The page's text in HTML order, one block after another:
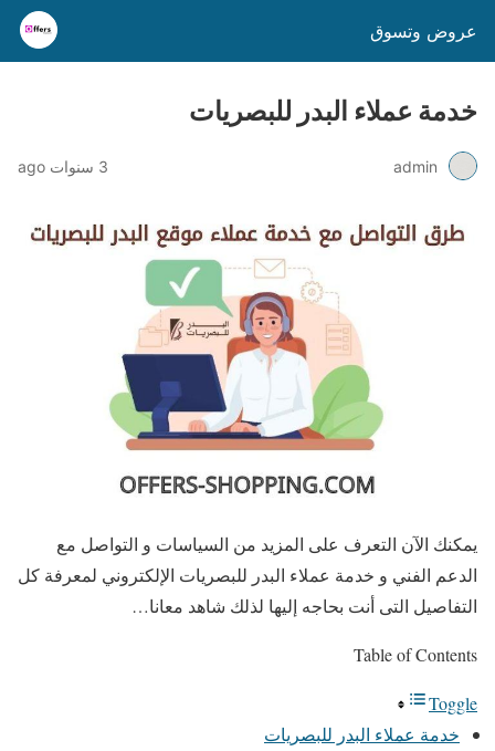
عروض وتسوق
خدمة عملاء البدر للبصريات
admin 3 سنوات ago
يمكنك الآن التعرف على المزيد من السياسات و التواصل مع
الدعم الفني و خدمة عملاء البدر للبصريات الإلكتروني لمعرفة كل
التفاصيل التى أنت بحاجه إليها لذلك شاهد معانا…
Table of Contents
Toggle
خدمة عملاء البدر للبصريات